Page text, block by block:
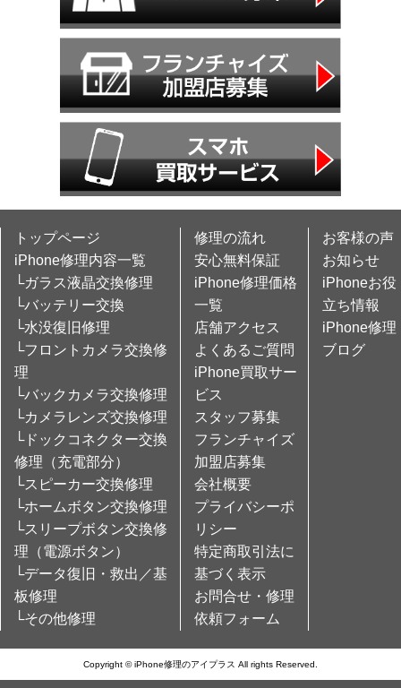
トップページ
iPhone修理内容一覧
└ガラス液晶交換修理
└バッテリー交換
└水没復旧修理
└フロントカメラ交換修
理
└バックカメラ交換修理
└カメラレンズ交換修理
└ドックコネクター交換
修理（充電部分）
└スピーカー交換修理
└ホームボタン交換修理
└スリープボタン交換修
理（電源ボタン）
└データ復旧・救出／基
板修理
└その他修理
修理の流れ
安心無料保証
iPhone修理価格
一覧
店舗アクセス
よくあるご質問
iPhone買取サー
ビス
スタッフ募集
フランチャイズ
加盟店募集
会社概要
プライバシーポ
リシー
特定商取引法に
基づく表示
お問合せ・修理
依頼フォーム
お客様の声
お知らせ
iPhoneお役
立ち情報
iPhone修理
ブログ
Copyright © iPhone修理のアイプラス All rights Reserved.